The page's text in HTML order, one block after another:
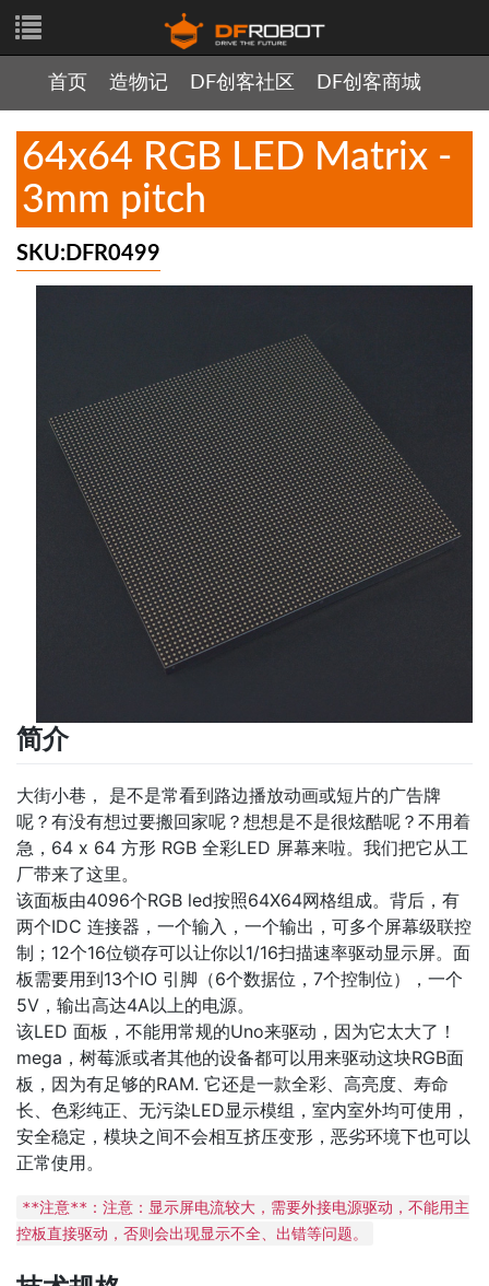
首页 造物记 DF创客社区 DF创客商城
64x64 RGB LED Matrix -
3mm pitch
SKU:DFR0499
简介
大街小巷， 是不是常看到路边播放动画或短片的广告牌
呢？有没有想过要搬回家呢？想想是不是很炫酷呢？不用着
急，64 x 64 方形 RGB 全彩LED 屏幕来啦。我们把它从工
厂带来了这里。
该面板由4096个RGB led按照64X64网格组成。背后，有
两个IDC 连接器，一个输入，一个输出，可多个屏幕级联控
制；12个16位锁存可以让你以1/16扫描速率驱动显示屏。面
板需要用到13个IO 引脚（6个数据位，7个控制位），一个
5V，输出高达4A以上的电源。
该LED 面板，不能用常规的Uno来驱动，因为它太大了！
mega，树莓派或者其他的设备都可以用来驱动这块RGB面
板，因为有足够的RAM. 它还是一款全彩、高亮度、寿命
长、色彩纯正、无污染LED显示模组，室内室外均可使用，
安全稳定，模块之间不会相互挤压变形，恶劣环境下也可以
正常使用。
**注意**：注意：显示屏电流较大，需要外接电源驱动，不能用主
控板直接驱动，否则会出现显示不全、出错等问题。